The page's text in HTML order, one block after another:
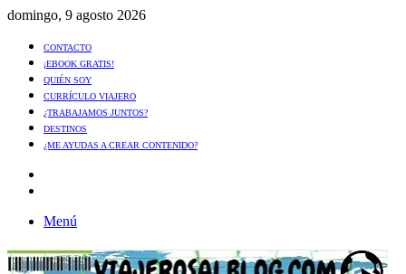
domingo, 9 agosto 2026
CONTACTO
¡EBOOK GRATIS!
QUIÉN SOY
CURRÍCULO VIAJERO
¿TRABAJAMOS JUNTOS?
DESTINOS
¿ME AYUDAS A CREAR CONTENIDO?
Menú